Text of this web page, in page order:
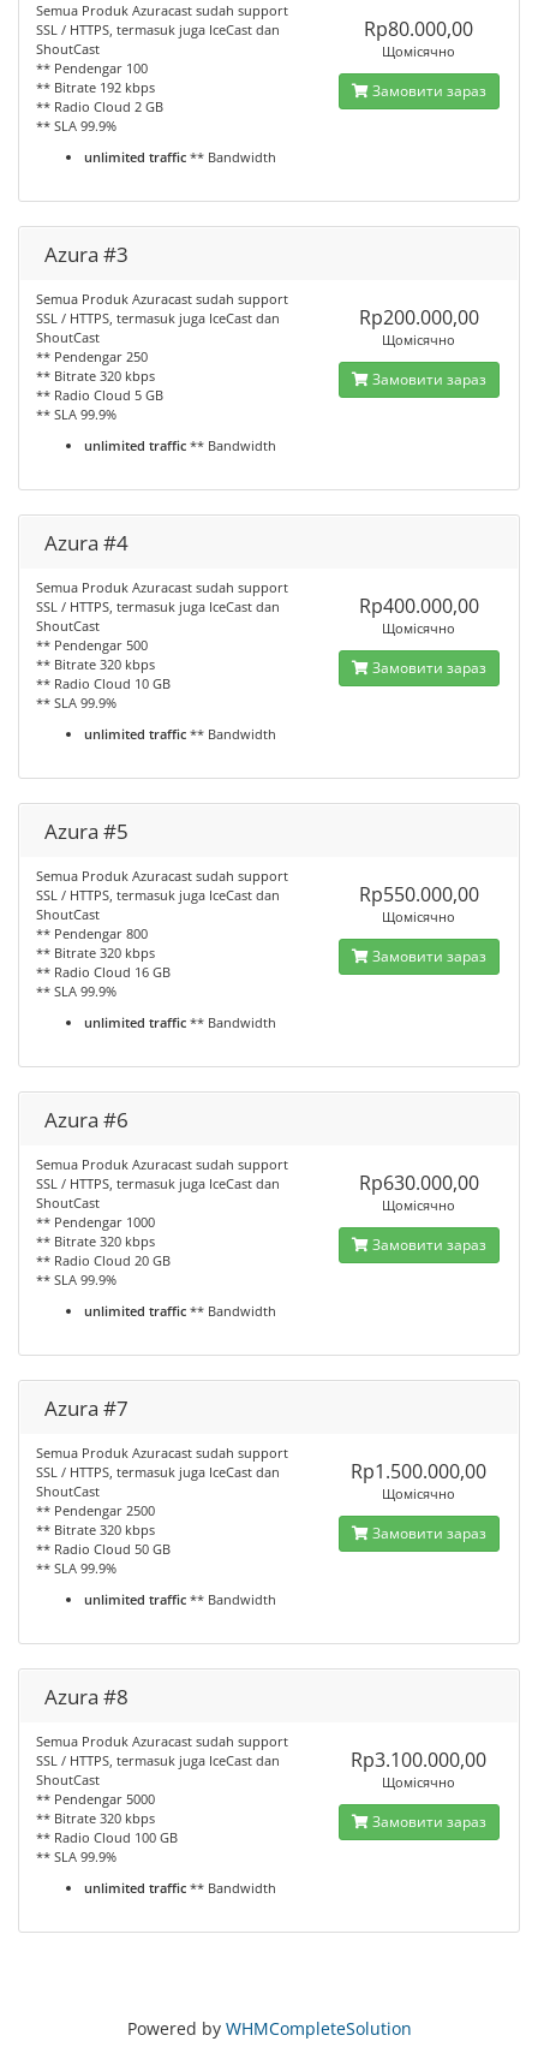
Semua Produk Azuracast sudah support
SSL / HTTPS, termasuk juga IceCast dan
ShoutCast
** Pendengar 100
** Bitrate 192 kbps
** Radio Cloud 2 GB
** SLA 99.9%
unlimited traffic ** Bandwidth
Rp80.000,00
Щомісячно
Замовити зараз
Azura #3
Semua Produk Azuracast sudah support
SSL / HTTPS, termasuk juga IceCast dan
ShoutCast
** Pendengar 250
** Bitrate 320 kbps
** Radio Cloud 5 GB
** SLA 99.9%
unlimited traffic ** Bandwidth
Rp200.000,00
Щомісячно
Замовити зараз
Azura #4
Semua Produk Azuracast sudah support
SSL / HTTPS, termasuk juga IceCast dan
ShoutCast
** Pendengar 500
** Bitrate 320 kbps
** Radio Cloud 10 GB
** SLA 99.9%
unlimited traffic ** Bandwidth
Rp400.000,00
Щомісячно
Замовити зараз
Azura #5
Semua Produk Azuracast sudah support
SSL / HTTPS, termasuk juga IceCast dan
ShoutCast
** Pendengar 800
** Bitrate 320 kbps
** Radio Cloud 16 GB
** SLA 99.9%
unlimited traffic ** Bandwidth
Rp550.000,00
Щомісячно
Замовити зараз
Azura #6
Semua Produk Azuracast sudah support
SSL / HTTPS, termasuk juga IceCast dan
ShoutCast
** Pendengar 1000
** Bitrate 320 kbps
** Radio Cloud 20 GB
** SLA 99.9%
unlimited traffic ** Bandwidth
Rp630.000,00
Щомісячно
Замовити зараз
Azura #7
Semua Produk Azuracast sudah support
SSL / HTTPS, termasuk juga IceCast dan
ShoutCast
** Pendengar 2500
** Bitrate 320 kbps
** Radio Cloud 50 GB
** SLA 99.9%
unlimited traffic ** Bandwidth
Rp1.500.000,00
Щомісячно
Замовити зараз
Azura #8
Semua Produk Azuracast sudah support
SSL / HTTPS, termasuk juga IceCast dan
ShoutCast
** Pendengar 5000
** Bitrate 320 kbps
** Radio Cloud 100 GB
** SLA 99.9%
unlimited traffic ** Bandwidth
Rp3.100.000,00
Щомісячно
Замовити зараз
Powered by WHMCompleteSolution